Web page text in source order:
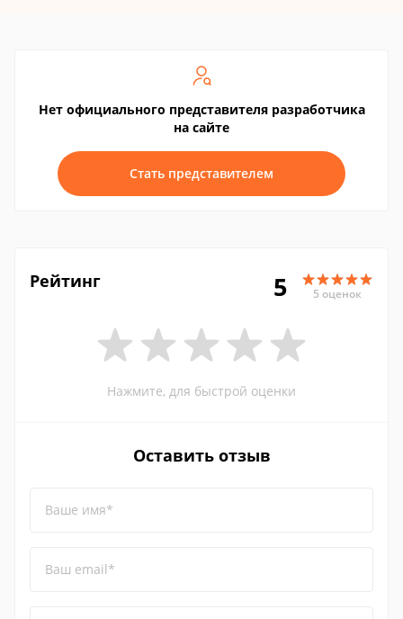
Нет официального представителя разработчика
на сайте
Стать представителем
Рейтинг 5 5 оценок
Нажмите, для быстрой оценки
Оставить отзыв
Ваше имя*
Ваш email*